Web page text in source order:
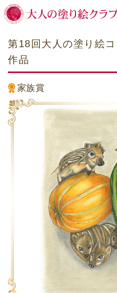
第18回大人の塗り絵
作品
家族賞